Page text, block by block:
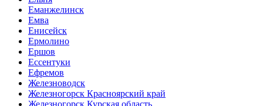
Еманжелинск
Емва
Енисейск
Ермолино
Ершов
Ессентуки
Ефремов
Железноводск
Железногорск Красноярский край
Железногорск Курская область